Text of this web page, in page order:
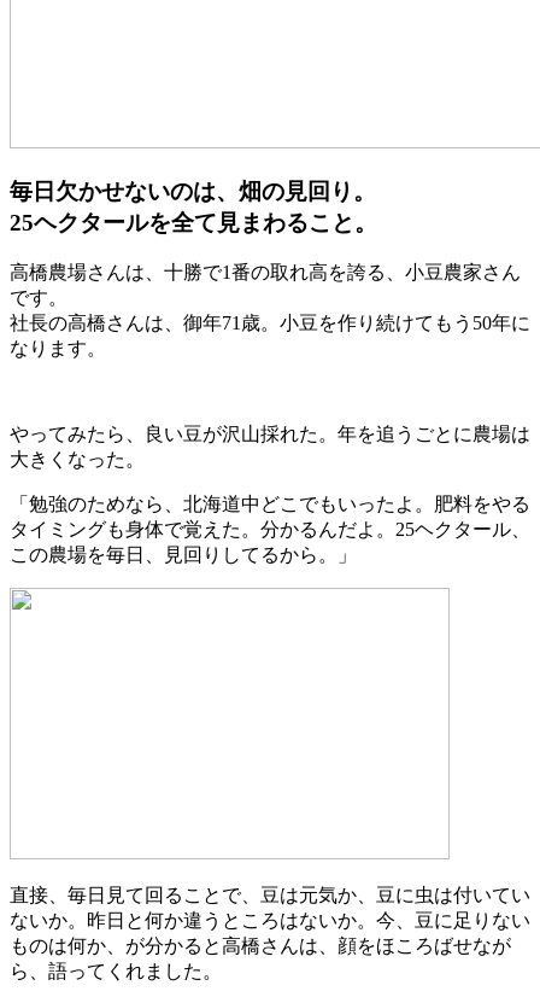
毎日欠かせないのは、畑の見回り。
25ヘクタールを全て見まわること。
高橋農場さんは、十勝で1番の取れ高を誇る、小豆農家さん
です。
社長の高橋さんは、御年71歳。小豆を作り続けてもう50年に
なります。
やってみたら、良い豆が沢山採れた。年を追うごとに農場は
大きくなった。
「勉強のためなら、北海道中どこでもいったよ。肥料をやる
タイミングも身体で覚えた。分かるんだよ。25ヘクタール、
この農場を毎日、見回りしてるから。」
直接、毎日見て回ることで、豆は元気か、豆に虫は付いてい
ないか。昨日と何か違うところはないか。今、豆に足りない
ものは何か、が分かると高橋さんは、顔をほころばせなが
ら、語ってくれました。